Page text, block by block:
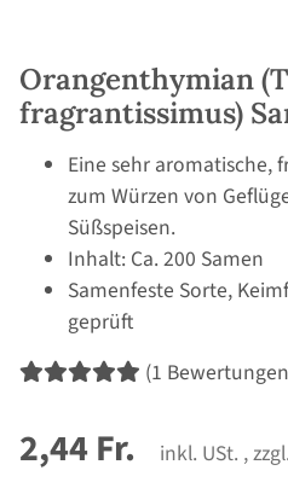
Orangenthymian
fragrantissimus)
Eine sehr aromatische,
zum Würzen von
Süßspeisen.
Inhalt: Ca. 200 Samen
Samenfeste Sorte,
geprüft
(1
2,44 Fr. inkl. USt. , zzgl.